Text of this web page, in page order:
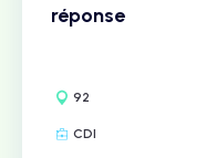
réponse
92
CDI